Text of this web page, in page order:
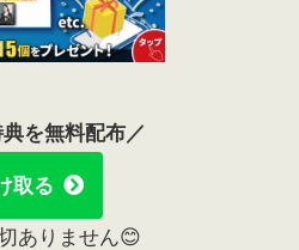
を無料配布／
取る
ありません😊